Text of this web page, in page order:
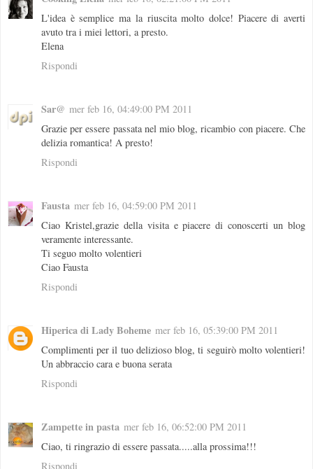
L'idea è semplice ma la riuscita molto dolce! Piacere di averti
avuto tra i miei lettori, a presto.
Elena
Rispondi
Sar@ mer feb 16, 04:49:00 PM 2011
Grazie per essere passata nel mio blog, ricambio con piacere. Che
delizia romantica! A presto!
Rispondi
Fausta mer feb 16, 04:59:00 PM 2011
Ciao Kristel,grazie della visita e piacere di conoscerti un blog
veramente interessante.
Ti seguo molto volentieri
Ciao Fausta
Rispondi
Hiperica di Lady Boheme mer feb 16, 05:39:00 PM 2011
Complimenti per il tuo delizioso blog, ti seguirò molto volentieri!
Un abbraccio cara e buona serata
Rispondi
Zampette in pasta mer feb 16, 06:52:00 PM 2011
Ciao, ti ringrazio di essere passata.....alla prossima!!!
Rispondi